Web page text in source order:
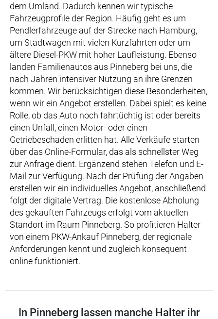
dem Umland. Dadurch kennen wir typische
Fahrzeugprofile der Region. Häufig geht es um
Pendlerfahrzeuge auf der Strecke nach Hamburg,
um Stadtwagen mit vielen Kurzfahrten oder um
ältere Diesel-PKW mit hoher Laufleistung. Ebenso
landen Familienautos aus Pinneberg bei uns, die
nach Jahren intensiver Nutzung an ihre Grenzen
kommen. Wir berücksichtigen diese Besonderheiten,
wenn wir ein Angebot erstellen. Dabei spielt es keine
Rolle, ob das Auto noch fahrtüchtig ist oder bereits
einen Unfall, einen Motor- oder einen
Getriebeschaden erlitten hat. Alle Verkäufe starten
über das Online-Formular, das als schnellster Weg
zur Anfrage dient. Ergänzend stehen Telefon und E-
Mail zur Verfügung. Nach der Prüfung der Angaben
erstellen wir ein individuelles Angebot, anschließend
folgt der digitale Vertrag. Die kostenlose Abholung
des gekauften Fahrzeugs erfolgt vom aktuellen
Standort im Raum Pinneberg. So profitieren Halter
von einem PKW-Ankauf Pinneberg, der regionale
Anforderungen kennt und zugleich konsequent
online funktioniert.
In Pinneberg lassen manche Halter ihr